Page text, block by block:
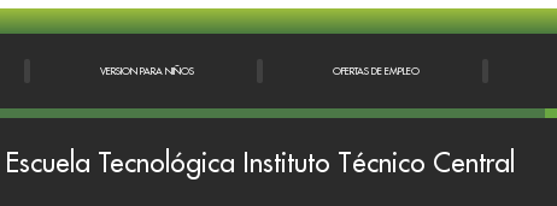
VERSION PARA NIÑOS OFERTAS DE EMPLEO
Escuela Tecnológica Instituto Técnico Central